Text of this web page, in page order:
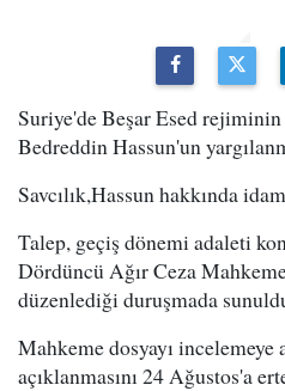
Suriye'de Beşar Esed
Bedreddin Hassun'un
Savcılık,Hassun hakkında
Talep, geçiş dönemi adaleti
Dördüncü Ağır Ceza
düzenlediği duruşmada
Mahkeme dosyayı incelemeye
açıklanmasını 24 Ağustos'a